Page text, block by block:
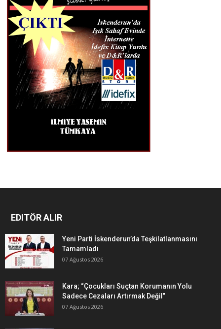
EDITÖR ALIR
Yeni Parti İskenderun’da Teşkilatlanmasını
Tamamladı
07 Ağustos 2026
Kara; “Çocukları Suçtan Korumanın Yolu
Sadece Cezaları Artırmak Değil”
07 Ağustos 2026